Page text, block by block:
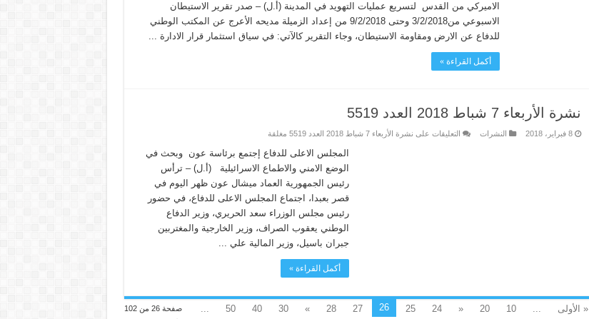
الاميركي من القدس لتسريع عمليات التهويد في المدينة (أ.ل) – صدر تقرير الاستيطان
الاسبوعي من3/2/2018 وحتى 9/2/2018 من إعداد الزميلة مديحه الأعرج عن المكتب الوطني
للدفاع عن الارض ومقاومة الاستيطان، وجاء التقرير كالآتي: في سياق استثمار قرار الادارة ...
أكمل القراءة »
نشرة الأربعاء 7 شباط 2018 العدد 5519
8 فبراير، 2018 النشرات التعليقات على نشرة الأربعاء 7 شباط 2018 العدد 5519 مغلقة
المجلس الاعلى للدفاع إجتمع برئاسة عون وبحث في
الوضع الامني والاطماع الاسرائيلية (أ.ل) – ترأس
رئيس الجمهورية العماد ميشال عون ظهر اليوم في
قصر بعبدا، اجتماع المجلس الاعلى للدفاع، في حضور
رئيس مجلس الوزراء سعد الحريري، وزير الدفاع
الوطني يعقوب الصراف، وزير الخارجية والمغتربين
جبران باسيل، وزير المالية علي ...
أكمل القراءة »
صفحة 26 من 102 « الأولى ...
10
20
«
24
25
26
27
28
»
30
40
50
...